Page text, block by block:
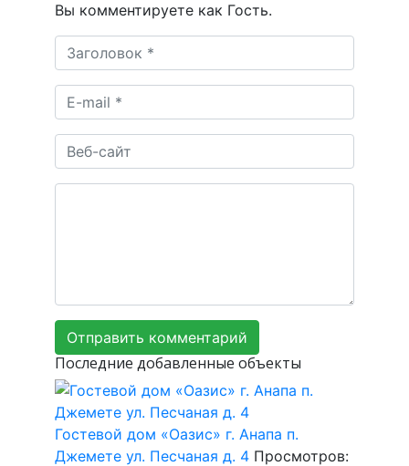
Вы комментируете как Гость.
Последние добавленные объекты
Гостевой дом «Оазис» г. Анапа п.
Джемете ул. Песчаная д. 4 Просмотров: